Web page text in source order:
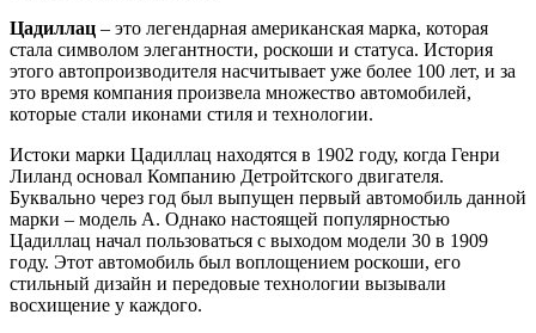
Цадиллац – это легендарная американская марка, которая
стала символом элегантности, роскоши и статуса. История
этого автопроизводителя насчитывает уже более 100 лет, и за
это время компания произвела множество автомобилей,
которые стали иконами стиля и технологии.
Истоки марки Цадиллац находятся в 1902 году, когда Генри
Лиланд основал Компанию Детройтского двигателя.
Буквально через год был выпущен первый автомобиль данной
марки – модель A. Однако настоящей популярностью
Цадиллац начал пользоваться с выходом модели 30 в 1909
году. Этот автомобиль был воплощением роскоши, его
стильный дизайн и передовые технологии вызывали
восхищение у каждого.